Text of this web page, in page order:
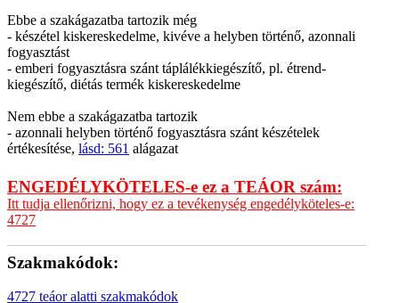
Ebbe a szakágazatba tartozik még
- készétel kiskereskedelme, kivéve a helyben történő, azonnali
fogyasztást
- emberi fogyasztásra szánt táplálékkiegészítő, pl. étrend-
kiegészítő, diétás termék kiskereskedelme
Nem ebbe a szakágazatba tartozik
- azonnali helyben történő fogyasztásra szánt készételek
értékesítése, lásd: 561 alágazat
ENGEDÉLYKÖTELES-e ez a TEÁOR szám:
Itt tudja ellenőrizni, hogy ez a tevékenység engedélyköteles-e:
4727
Szakmakódok:
4727 teáor alatti szakmakódok